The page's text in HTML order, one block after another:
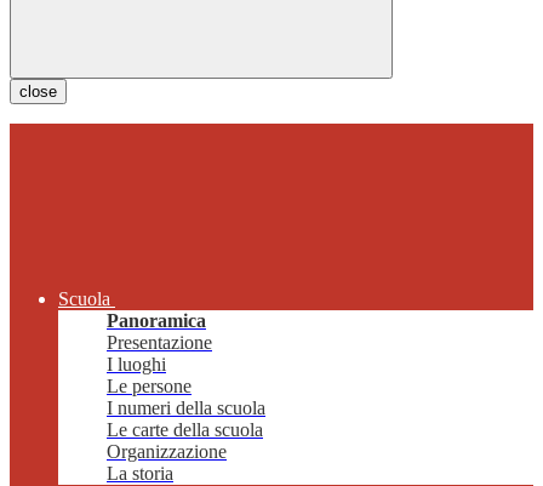
close
Scuola
Panoramica
Presentazione
I luoghi
Le persone
I numeri della scuola
Le carte della scuola
Organizzazione
La storia